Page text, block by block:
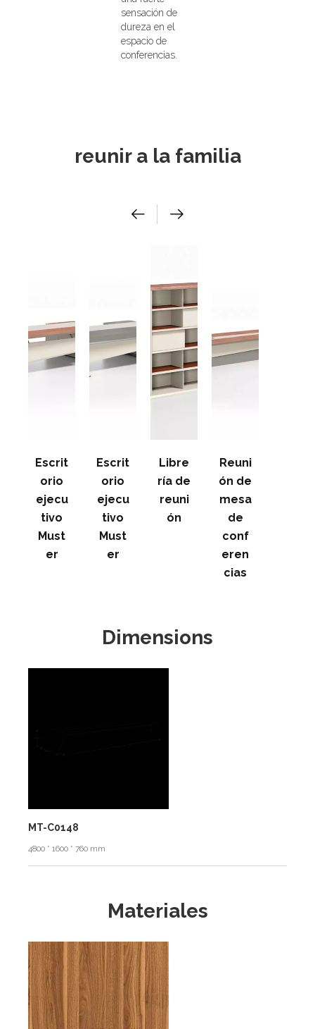
sensación de
dureza en el
espacio de
conferencias.
reunir a la familia
Escrit
orio
ejecu
tivo
Must
er
Escrit
orio
ejecu
tivo
Must
er
Libre
ría de
reuni
ón
Reuni
ón de
mesa
de
conf
eren
cias
Dimensions
MT-C0148
4800 * 1600 * 760 mm
Materiales